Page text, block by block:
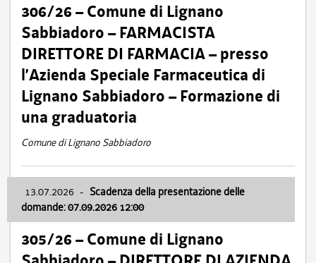
306/26 – Comune di Lignano
Sabbiadoro – FARMACISTA
DIRETTORE DI FARMACIA – presso
l’Azienda Speciale Farmaceutica di
Lignano Sabbiadoro – Formazione di
una graduatoria
Comune di Lignano Sabbiadoro
13.07.2026 - Scadenza della presentazione delle
domande: 07.09.2026 12:00
305/26 – Comune di Lignano